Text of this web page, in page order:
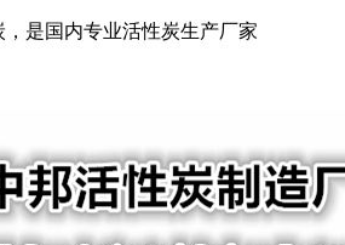
是国内专业活性炭生产厂家